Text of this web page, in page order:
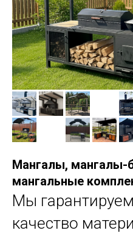
Мангалы, мангалы-
мангальные
Мы
качество